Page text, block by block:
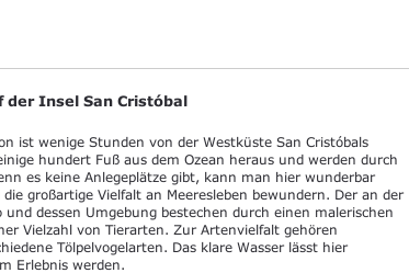
der Insel San Cristóbal
ist wenige Stunden von der Westküste San Cristóbals
hundert Fuß aus dem Ozean heraus und werden durch
es keine Anlegeplätze gibt, kann man hier wunderbar
großartige Vielfalt an Meeresleben bewundern. Der an der
dessen Umgebung bestechen durch einen malerischen
Vielzahl von Tierarten. Zur Artenvielfalt gehören
Tölpelvogelarten. Das klare Wasser lässt hier
Erlebnis werden.